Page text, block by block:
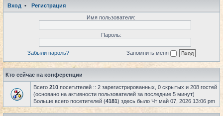
Вход •
Регистрация
Имя пользователя:
Пароль:
Забыли пароль? Запомнить меня
Кто сейчас на конференции
Всего 210 посетителей :: 2 зарегистрированных, 0 скрытых и 208 гостей
(основано на активности пользователей за последние 5 минут)
Больше всего посетителей (4181) здесь было Чт май 07, 2026 13:06 pm